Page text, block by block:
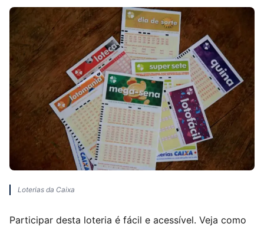
Loterias da Caixa
Participar desta loteria é fácil e acessível. Veja como